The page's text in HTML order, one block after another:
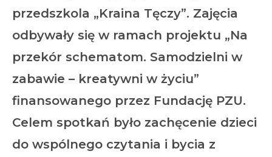
przedszkola „Kraina Tęczy”. Zajęcia
odbywały się w ramach projektu „Na
przekór schematom. Samodzielni w
zabawie – kreatywni w życiu”
finansowanego przez Fundację PZU.
Celem spotkań było zachęcenie dzieci
do wspólnego czytania i bycia z